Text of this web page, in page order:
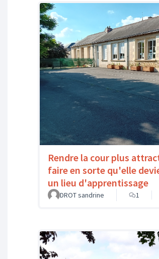
Rendre la cour plus
faire en sorte qu'elle
un lieu d'apprentissage
DROT sandrine 1